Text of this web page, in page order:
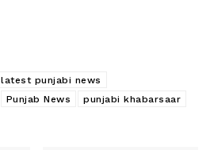
latest punjabi news
Punjab News
punjabi khabarsaar